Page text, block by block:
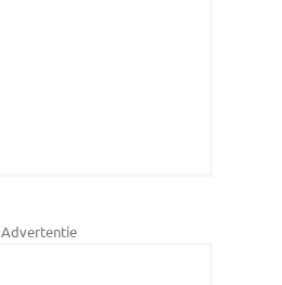
Advertentie